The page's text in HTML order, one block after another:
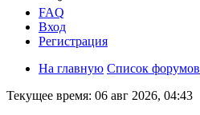
FAQ
Вход
Регистрация
На главную Список форумов
Текущее время: 06 авг 2026, 04:43